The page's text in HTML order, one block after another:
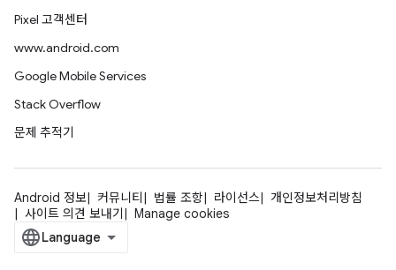
Pixel 고객센터
www.android.com
Google Mobile Services
Stack Overflow
문제 추적기
Android 정보 커뮤니티 법률 조항 라이선스
개인정보처리방침
사이트 의견 보내기
Manage cookies